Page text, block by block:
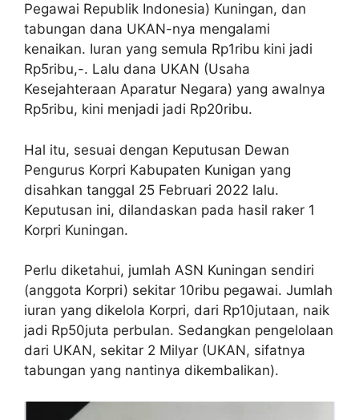
Pegawai Republik Indonesia) Kuningan, dan
tabungan dana UKAN-nya mengalami
kenaikan. Iuran yang semula Rp1ribu kini jadi
Rp5ribu,-. Lalu dana UKAN (Usaha
Kesejahteraan Aparatur Negara) yang awalnya
Rp5ribu, kini menjadi jadi Rp20ribu.
Hal itu, sesuai dengan Keputusan Dewan
Pengurus Korpri Kabupaten Kunigan yang
disahkan tanggal 25 Februari 2022 lalu.
Keputusan ini, dilandaskan pada hasil raker 1
Korpri Kuningan.
Perlu diketahui, jumlah ASN Kuningan sendiri
(anggota Korpri) sekitar 10ribu pegawai. Jumlah
iuran yang dikelola Korpri, dari Rp10jutaan, naik
jadi Rp50juta perbulan. Sedangkan pengelolaan
dari UKAN, sekitar 2 Milyar (UKAN, sifatnya
tabungan yang nantinya dikembalikan).